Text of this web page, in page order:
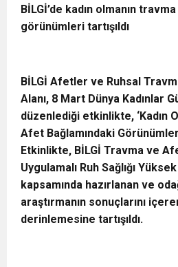
BİLGİ’de kadın olmanın
görünümleri tartışıldı
BİLGİ Afetler ve Ruhsal
Alanı, 8 Mart Dünya Kadınlar
düzenlediği etkinlikte, ‘Kadın
Afet Bağlamındaki
Etkinlikte, BİLGİ Travma ve
Uygulamalı Ruh Sağlığı
kapsamında hazırlanan ve
araştırmanın sonuçlarını
derinlemesine tartışıldı.